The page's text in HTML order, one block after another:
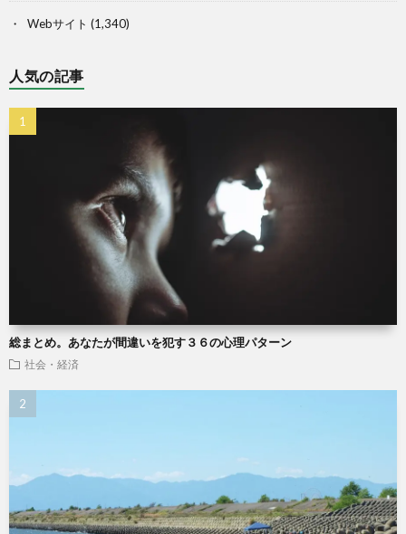
Webサイト (1,340)
人気の記事
総まとめ。あなたが間違いを犯す３６の心理パターン
社会・経済